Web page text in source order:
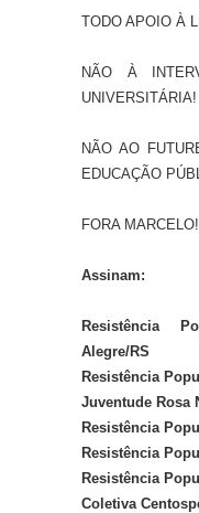
TODO APOIO À
NÃO À
UNIVERSITÁRIA!
NÃO AO
EDUCAÇÃO
FORA MARCELO!
Assinam:
Resistência
Alegre/RS
Resistência
Juventude Rosa
Resistência
Resistência
Resistência
Coletiva